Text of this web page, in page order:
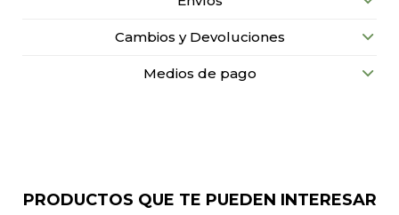
Cambios y Devoluciones
Medios de pago
PRODUCTOS QUE TE PUEDEN INTERESAR